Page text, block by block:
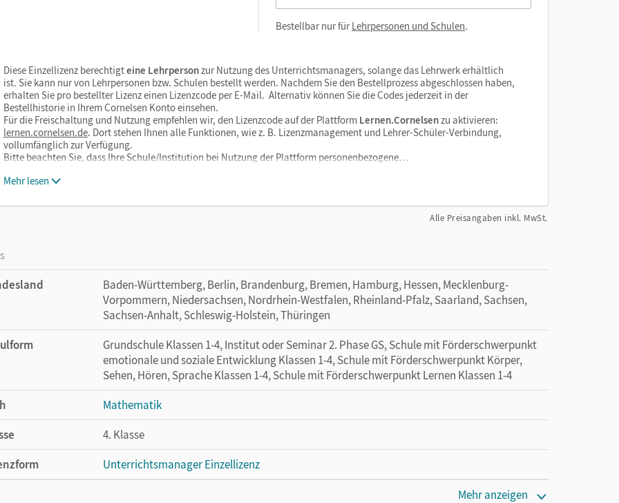
Bestellbar nur fürLehrpersonen und Schulen.
Diese Einzellizenz berechtigteine Lehrpersonzur Nutzung des Unterrichtsmanagers, solange das Lehrwerk erhältlich
ist. Sie kann nur von Lehrpersonen bzw. Schulen bestellt werden. Nachdem Sie den Bestellprozess abgeschlossen haben,
erhalten Sie pro bestellter Lizenz einen Lizenzcode per E-Mail. Alternativ können Sie die Codes jederzeit in der
Bestellhistorie in Ihrem Cornelsen Konto einsehen.
Für die Freischaltung und Nutzung empfehlen wir, den Lizenzcode auf der Plattform Lernen.Cornelsenzu aktivieren:
lernen.cornelsen.de. Dort stehen Ihnen alle Funktionen, wie z. B. Lizenzmanagement und Lehrer-Schüler-Verbindung,
vollumfänglich zur Verfügung.
Bitte beachten Sie, dass Ihre Schule/Institution bei Nutzung der Plattform personenbezogene…
Mehr lesen
Alle Preisangaben inkl. MwSt.
Baden-Württemberg, Berlin, Brandenburg, Bremen, Hamburg, Hessen, Mecklenburg-
Vorpommern, Niedersachsen, Nordrhein-Westfalen, Rheinland-Pfalz, Saarland, Sachsen,
Sachsen-Anhalt, Schleswig-Holstein, Thüringen
Grundschule Klassen 1-4, Institut oder Seminar 2. Phase GS, Schule mit Förderschwerpunkt
emotionale und soziale Entwicklung Klassen 1-4, Schule mit Förderschwerpunkt Körper,
Sehen, Hören, Sprache Klassen 1-4, Schule mit Förderschwerpunkt Lernen Klassen 1-4
Mathematik
4. Klasse
Unterrichtsmanager Einzellizenz
Mehr anzeigen